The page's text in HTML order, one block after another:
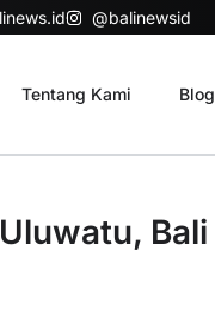
@balinewsid
Tentang Kami Blog
Bali